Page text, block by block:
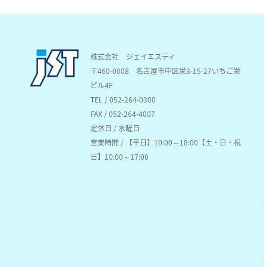
株式会社 ジェイエスティ
〒460-0008名古屋市中区栄3-15-27いちご栄
ビル4F
TEL / 052-264-0300
FAX / 052-264-4007
定休日 / 水曜日
営業時間 / 【平日】10:00～18:00【土・日・祝
日】10:00～17:00